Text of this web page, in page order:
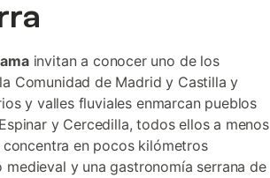
invitan a conocer uno de los
Comunidad de Madrid y Castilla y
y valles fluviales enmarcan pueblos
y Cercedilla, todos ellos a menos
en pocos kilómetros
y una gastronomía serrana de